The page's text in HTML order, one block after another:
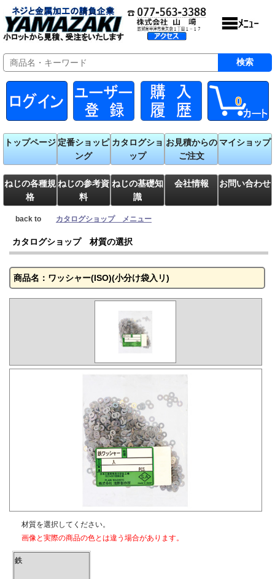
0
トップページ 定番ショッピ
ング
カタログショ
ップ
お見積からの
ご注文
マイショップ
ねじの各種規
格
ねじの参考資
料
ねじの基礎知
識
会社情報 お問い合わせ
back to カタログショップ メニュー
カタログショップ 材質の選択
商品名：ワッシャー(ISO)(小分け袋入リ)
材質を選択してください。
画像と実際の商品の色とは違う場合があります。
鉄